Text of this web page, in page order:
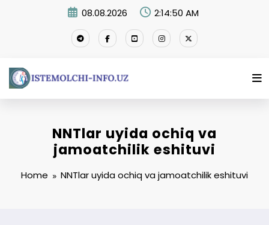
08.08.2026 2:14:50 AM
NNTlar uyida ochiq va
jamoatchilik eshituvi
Home NNTlar uyida ochiq va jamoatchilik eshituvi